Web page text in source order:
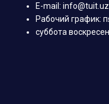
E-mail: info@tuit.uz
Рабочий график:
суббота